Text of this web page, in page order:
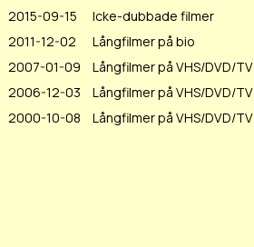
2015-09-15
Icke-dubbade filmer
2011-12-02
Långfilmer på bio
2007-01-09
Långfilmer på VHS/DVD/TV
2006-12-03
Långfilmer på VHS/DVD/TV
2000-10-08 Långfilmer på VHS/DVD/TV